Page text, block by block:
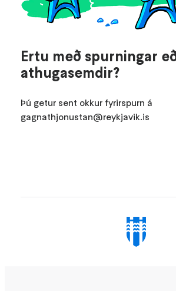
Ertu með spurningar
athugasemdir?
Þú getur sent okkur fyrirspurn á
gagnathjonustan@reykjavik.is